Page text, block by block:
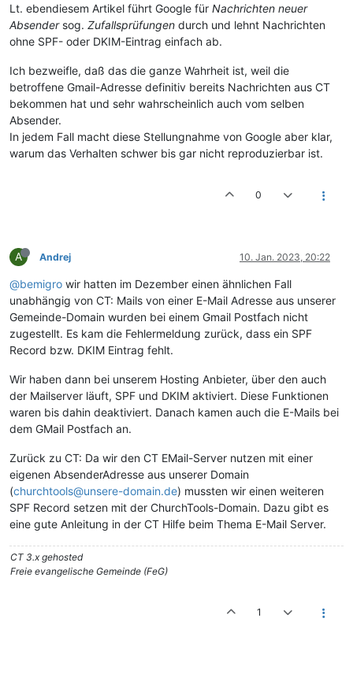
Lt. ebendiesem Artikel führt Google für Nachrichten neuer
Absendersog. Zufallsprüfungen durch und lehnt Nachrichten
ohne SPF- oder DKIM-Eintrag einfach ab.
Ich bezweifle, daß das die ganze Wahrheit ist, weil die
betroffene Gmail-Adresse definitiv bereits Nachrichten aus CT
bekommen hat und sehr wahrscheinlich auch vom selben
Absender.
In jedem Fall macht diese Stellungnahme von Google aber klar,
warum das Verhalten schwer bis gar nicht reproduzierbar ist.
0
A Andrej 10. Jan. 2023, 20:22
@bemigro wir hatten im Dezember einen ähnlichen Fall
unabhängig von CT: Mails von einer E-Mail Adresse aus unserer
Gemeinde-Domain wurden bei einem Gmail Postfach nicht
zugestellt. Es kam die Fehlermeldung zurück, dass ein SPF
Record bzw. DKIM Eintrag fehlt.
Wir haben dann bei unserem Hosting Anbieter, über den auch
der Mailserver läuft, SPF und DKIM aktiviert. Diese Funktionen
waren bis dahin deaktiviert. Danach kamen auch die E-Mails bei
dem GMail Postfach an.
Zurück zu CT: Da wir den CT EMail-Server nutzen mit einer
eigenen AbsenderAdresse aus unserer Domain
(churchtools@unsere-domain.de) mussten wir einen weiteren
SPF Record setzen mit der ChurchTools-Domain. Dazu gibt es
eine gute Anleitung in der CT Hilfe beim Thema E-Mail Server.
CT 3.x gehosted
Freie evangelische Gemeinde (FeG)
1